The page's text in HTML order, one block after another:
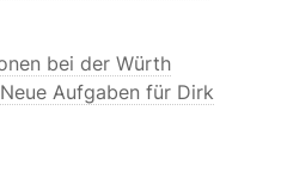
bei der Würth
Aufgaben für Dirk